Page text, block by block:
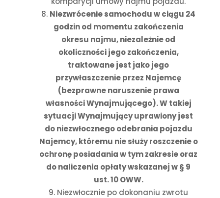
Niezwrócenie samochodu w ciągu 24
godzin od momentu zakończenia
okresu najmu, niezależnie od
okoliczności jego zakończenia,
traktowane jest jako jego
przywłaszczenie przez Najemcę
(bezprawne naruszenie prawa
własności Wynajmującego).W takiej
sytuacji Wynajmujący uprawiony jest
do niezwłocznego odebrania pojazdu
Najemcy, któremu nie służy roszczenie o
ochronę posiadania w tym zakresie oraz
do naliczenia opłaty wskazanej w § 9
ust. 10 OWW.
Niezwłocznie po dokonaniu zwrotu